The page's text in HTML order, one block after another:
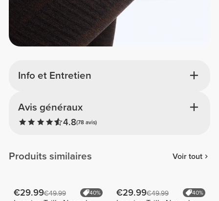
Info et Entretien
Avis généraux
4.8(78 avis)
Produits similaires Voir tout
€29.99€49.99 40% €29.99€49.99 40%